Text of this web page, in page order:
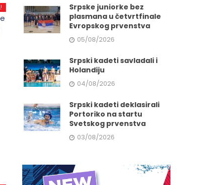
Srpske juniorke bez
plasmana u četvrtfinale
Evropskog prvenstva
05/08/2026
Srpski kadeti savladali i
Holandiju
04/08/2026
Srpski kadeti deklasirali
Portoriko na startu
Svetskog prvenstva
03/08/2026